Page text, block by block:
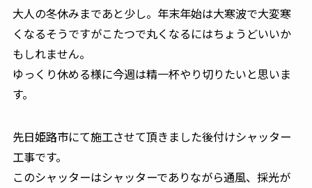
大人の冬休みまであと少し。年末年始は大寒波で大変寒
くなるそうですがこたつで丸くなるにはちょうどいいか
もしれません。
ゆっくり休める様に今週は精一杯やり切りたいと思いま
す。
先日姫路市にて施工させて頂きました後付けシャッター
工事です。
このシャッターはシャッターでありながら通風、採光が